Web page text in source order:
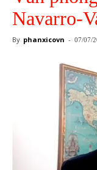
Navarro-
By phanxicovn - 07/07/